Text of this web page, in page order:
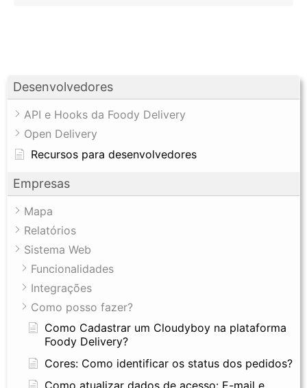
Desenvolvedores
API e Hooks da Foody Delivery
Open Delivery
Recursos para desenvolvedores
Empresas
Mapa
Relatórios
Sistema Web
Funcionalidades
Integrações
Como posso fazer?
Como Cadastrar um Cloudyboy na plataforma
Foody Delivery?
Cores: Como identificar os status dos pedidos?
Como atualizar dados de acesso: E-mail e